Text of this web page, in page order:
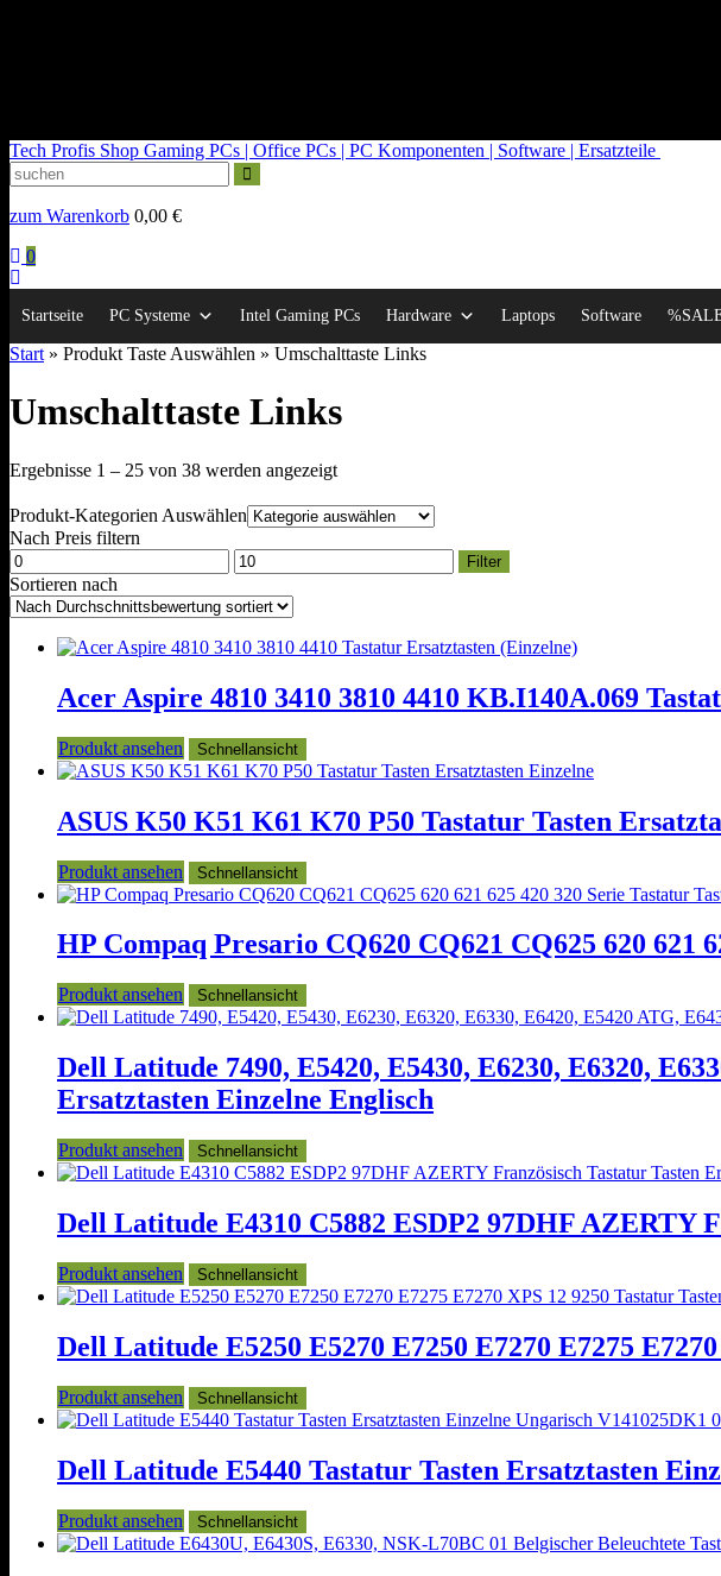
Tech Profis Shop Gaming PCs | Office PCs | PC Komponenten | Software | Ersatzteile
zum Warenkorb 0,00 €
0
Startseite PC Systeme Intel Gaming PCs Hardware Laptops Software
Start » Produkt Taste Auswählen » Umschalttaste Links
Umschalttaste Links
Ergebnisse 1 – 25 von 38 werden angezeigtNach
sortiert
Produkt-Kategorien Auswählen
Nach Preis filtern
Min.
Preis
Max.
Preis
Filter
Sortieren nach
Acer Aspire 4810 3410 3810 4410 KB.I140A.069
Produkt ansehen Schnellansicht
ASUS K50 K51 K61 K70 P50 Tastatur Tasten
Produkt ansehen Schnellansicht
HP Compaq Presario CQ620 CQ621 CQ625 620 621
Produkt ansehen Schnellansicht
Dell Latitude 7490, E5420, E5430, E6230, E6320,
Ersatztasten Einzelne Englisch
Produkt ansehen Schnellansicht
Dell Latitude E4310 C5882 ESDP2 97DHF AZERTY
Produkt ansehen Schnellansicht
Dell Latitude E5250 E5270 E7250 E7270 E7275
Produkt ansehen Schnellansicht
Dell Latitude E5440 Tastatur Tasten Ersatztasten
Produkt ansehen Schnellansicht